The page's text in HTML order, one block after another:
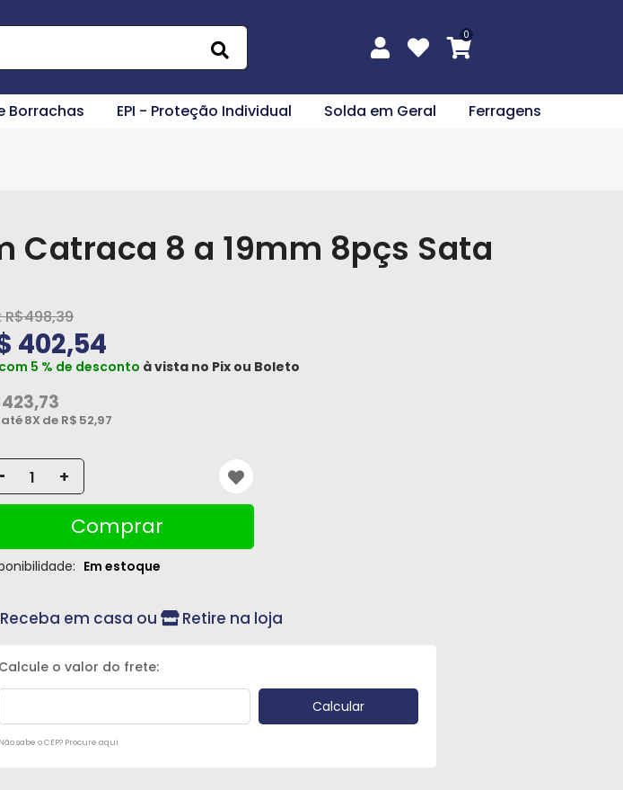
Borrachas EPI - Proteção Individual Solda em Geral Ferragens
Catraca 8 a 19mm 8pçs Sata
R$498,39
402,54
5 % de desconto à vista no Pix ou Boleto
até8X de R$ 52,97
+
Comprar
Em estoque
Receba em casa ou Retire na loja
Não sabe o CEP? Procure aqui